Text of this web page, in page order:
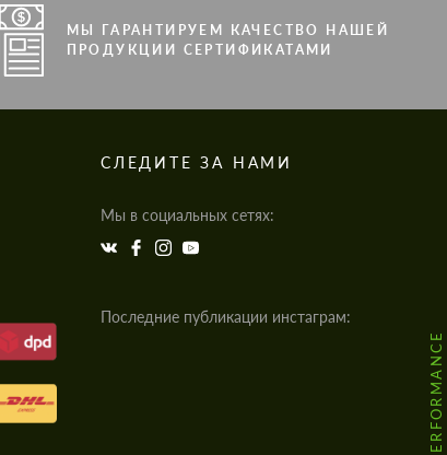
МЫ ГАРАНТИРУЕМ КАЧЕСТВО НАШЕЙ
ПРОДУКЦИИ СЕРТИФИКАТАМИ
СЛЕДИТЕ ЗА НАМИ
Мы в социальных сетях:
Последние публикации инстаграм: